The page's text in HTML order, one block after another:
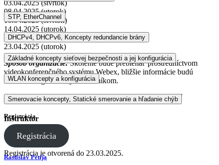
03.04.2025 (štvrtok)
08.04.2025 (utorok)
10.04.2025 (štvrtok)
14.04.2025 (utorok)
16.04.2025 (štvrtok)
23.04.2025 (utorok)
Spôsob organizácie:Školenie bude prebiehať prostredníctvom
videokonferenčného systému Webex, bližšie informácie budú
zaslané zaregistrovaným účastníkom.
Cena:360€ s DPH/inštruktor CA, 540€ s DPH/verejnosť
Registrácia
Registrácia
Registrácia je otvorená do 23.03.2025.
STP, EtherChannel
DHCPv4, DHCPv6, Koncepty redundancie brány
Základné koncepty sieťovej bezpečnosti a jej konfigurácia
WLAN koncepty a konfigurácia
Smerovacie koncepty, Statické smerovanie a hľadanie chýb
Inštruktor
Rastislav Petija